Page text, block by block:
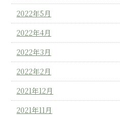
2022年5月
2022年4月
2022年3月
2022年2月
2021年12月
2021年11月